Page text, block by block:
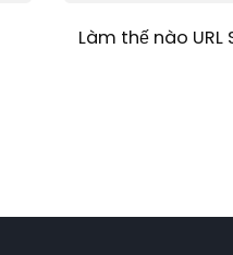
Làm thế nào URL